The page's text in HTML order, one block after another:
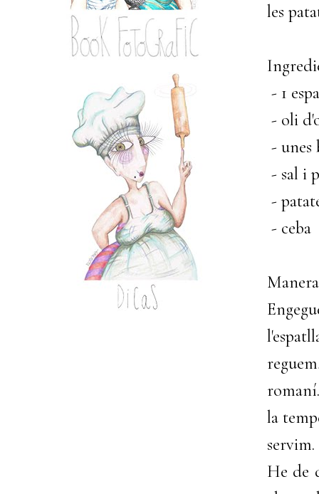
les
- 1
- oli
- unes
- sal i
-
- ceba
la
He de